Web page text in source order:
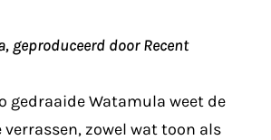
geproduceerd door Recent
gedraaide Watamula weet de
zowel wat toon als